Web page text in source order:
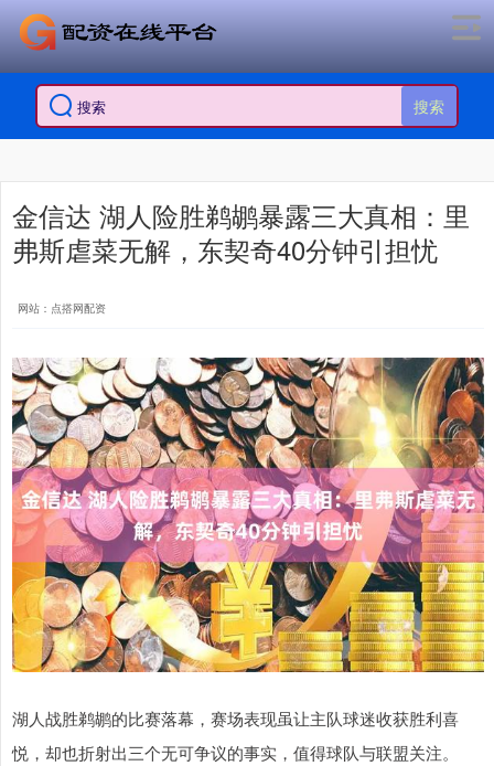
搜索
金信达 湖人险胜鹈鹕暴露三大真相：里
弗斯虐菜无解，东契奇40分钟引担忧
网站：点搭网配资
湖人战胜鹈鹕的比赛落幕，赛场表现虽让主队球迷收获胜利喜
悦，却也折射出三个无可争议的事实，值得球队与联盟关注。